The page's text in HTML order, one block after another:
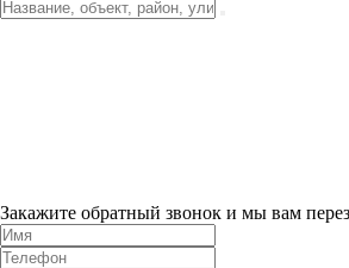
Закажите обратный звонок и мы вам